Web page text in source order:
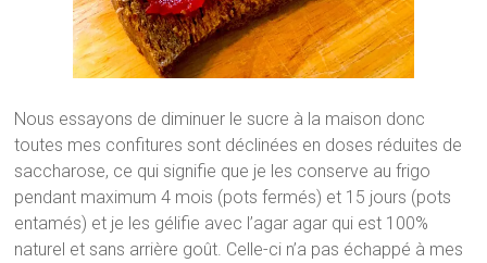
Nous essayons de diminuer le sucre à la maison donc
toutes mes confitures sont déclinées en doses réduites de
saccharose, ce qui signifie que je les conserve au frigo
pendant maximum 4 mois (pots fermés) et 15 jours (pots
entamés) et je les gélifie avec l’agar agar qui est 100%
naturel et sans arrière goût. Celle-ci n’a pas échappé à mes